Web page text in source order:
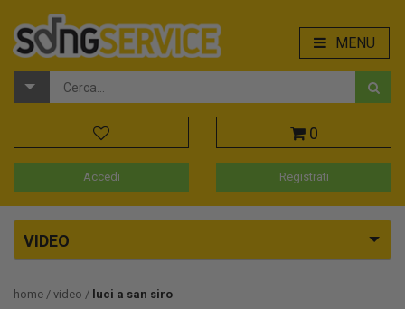
MENU
0
Accedi Registrati
VIDEO
home video luci a san siro